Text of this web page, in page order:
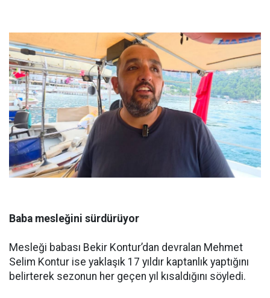
Baba mesleğini sürdürüyor
Mesleği babası Bekir Kontur’dan devralan Mehmet
Selim Kontur ise yaklaşık 17 yıldır kaptanlık yaptığını
belirterek sezonun her geçen yıl kısaldığını söyledi.